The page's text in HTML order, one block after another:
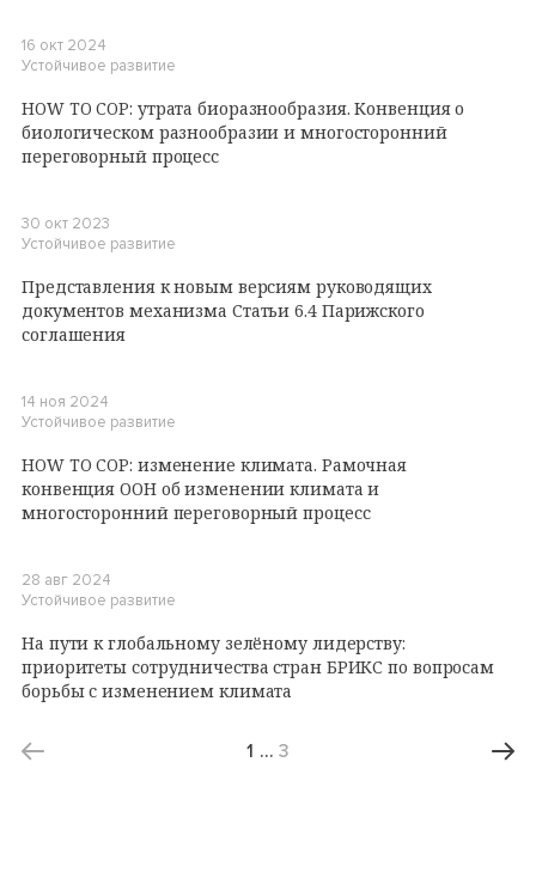
16 окт 2024
Устойчивое развитие
HOW TO COP: утрата биоразнообразия. Конвенция о
биологическом разнообразии и многосторонний
переговорный процесс
30 окт 2023
Устойчивое развитие
Представления к новым версиям руководящих
документов механизма Статьи 6.4 Парижского
соглашения
14 ноя 2024
Устойчивое развитие
HOW TO COP: изменение климата. Рамочная
конвенция ООН об изменении климата и
многосторонний переговорный процесс
28 авг 2024
Устойчивое развитие
На пути к глобальному зелёному лидерству:
приоритеты сотрудничества стран БРИКС по вопросам
борьбы с изменением климата
1 … 3